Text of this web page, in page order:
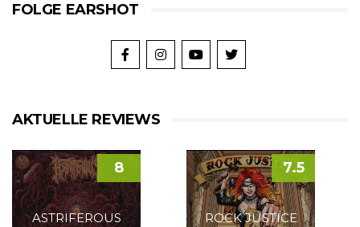
FOLGE EARSHOT
AKTUELLE REVIEWS
ASTRIFEROUS
8
ROCK JUSTICE
7.5